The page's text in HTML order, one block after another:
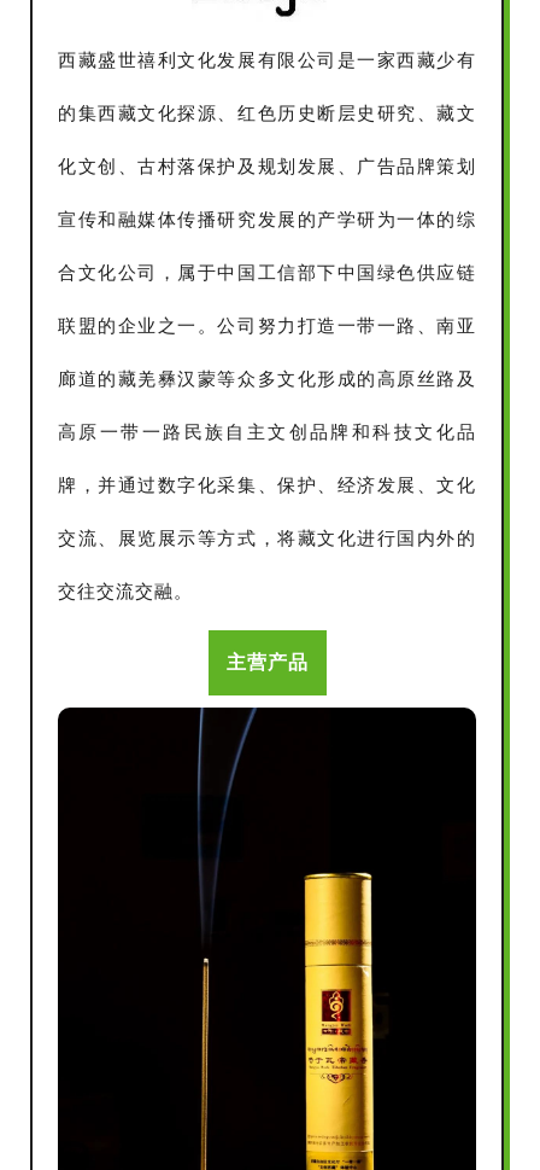
西藏盛世禧利文化发展有限公司是一家西藏少有
的集西藏文化探源、红色历史断层史研究、藏文
化文创、古村落保护及规划发展、广告品牌策划
宣传和融媒体传播研究发展的产学研为一体的综
合文化公司，属于中国工信部下中国绿色供应链
联盟的企业之一。公司努力打造一带一路、南亚
廊道的藏羌彝汉蒙等众多文化形成的高原丝路及
高原一带一路民族自主文创品牌和科技文化品
牌，并通过数字化采集、保护、经济发展、文化
交流、展览展示等方式，将藏文化进行国内外的
交往交流交融。
主营产品